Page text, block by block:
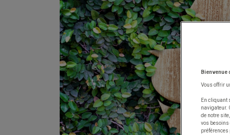
Bienvenue
Vous offrir
En cliquant
navigateur.
de notre
vos
préférences